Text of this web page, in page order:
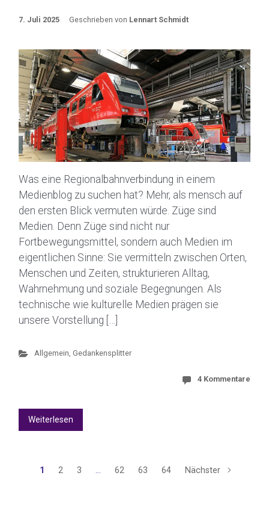
7. Juli 2025 Geschrieben von Lennart Schmidt
Was eine Regionalbahnverbindung in einem
Medienblog zu suchen hat? Mehr, als mensch auf
den ersten Blick vermuten würde. Züge sind
Medien. Denn Züge sind nicht nur
Fortbewegungsmittel, sondern auch Medien im
eigentlichen Sinne: Sie vermitteln zwischen Orten,
Menschen und Zeiten, strukturieren Alltag,
Wahrnehmung und soziale Begegnungen. Als
technische wie kulturelle Medien prägen sie
unsere Vorstellung […]
Allgemein, Gedankensplitter
4 Kommentare
Weiterlesen
1 2 3 … 62 63 64 Nächster